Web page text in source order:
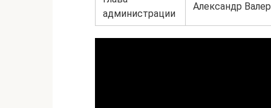
администрации
Александр